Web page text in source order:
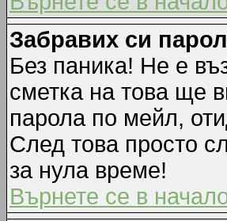
Забравих си
Без паника! Не е
сметка на това ще
парола по мейл,
След това просто
за нула време!
Върнете се в